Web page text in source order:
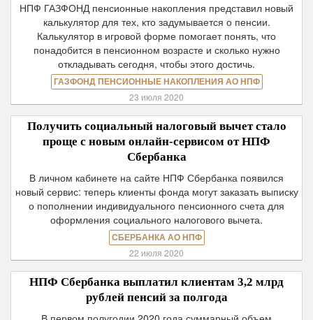
НПФ ГАЗФОНД пенсионные накопления представил новый
калькулятор для тех, кто задумывается о пенсии.
Калькулятор в игровой форме помогает понять, что
понадобится в пенсионном возрасте и сколько нужно
откладывать сегодня, чтобы этого достичь.
ГАЗФОНД ПЕНСИОННЫЕ НАКОПЛЕНИЯ АО НПФ
23 июля 2020
Получить социальный налоговый вычет стало
проще с новым онлайн-сервисом от НПФ
Сбербанка
В личном кабинете на сайте НПФ Сбербанка появился
новый сервис: теперь клиенты фонда могут заказать выписку
о пополнении индивидуального пенсионного счета для
оформления социального налогового вычета.
СБЕРБАНКА АО НПФ
22 июля 2020
НПФ Сбербанка выплатил клиентам 3,2 млрд
рублей пенсий за полгода